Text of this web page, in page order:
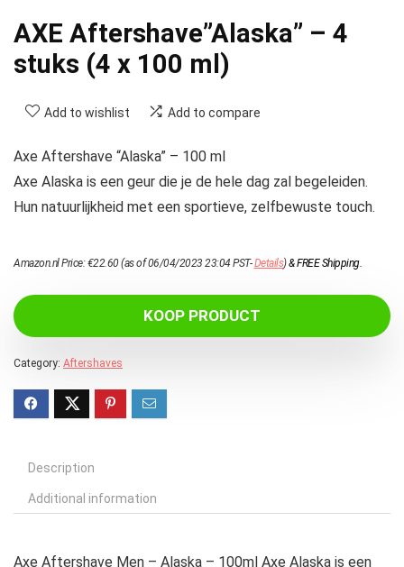
AXE Aftershave”Alaska” – 4
stuks (4 x 100 ml)
Add to wishlist Add to compare
Axe Aftershave “Alaska” – 100 ml
Axe Alaska is een geur die je de hele dag zal begeleiden.
Hun natuurlijkheid met een sportieve, zelfbewuste touch.
Amazon.nl Price:€22.60(as of 06/04/2023 23:04 PST-Details)&FREE Shipping.
KOOP PRODUCT
Category: Aftershaves
Description
Additional information
Axe Aftershave Men – Alaska – 100ml Axe Alaska is een